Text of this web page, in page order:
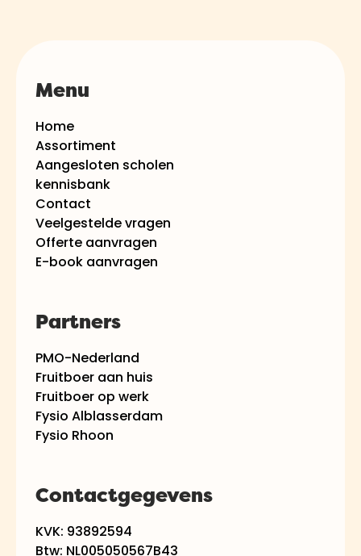
Menu
Home
Assortiment
Aangesloten scholen
kennisbank
Contact
Veelgestelde vragen
Offerte aanvragen
E-book aanvragen
Contactgegevens
KVK: 93892594
Btw: NL005050567B43
Partners
PMO-Nederland
Fruitboer aan huis
Fruitboer op werk
Fysio Alblasserdam
Fysio Rhoon